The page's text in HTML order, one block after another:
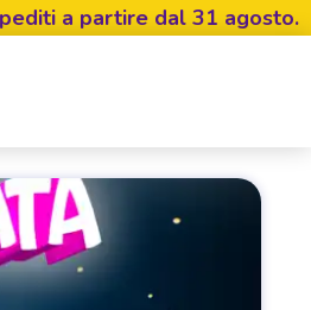
dal 31 agosto.